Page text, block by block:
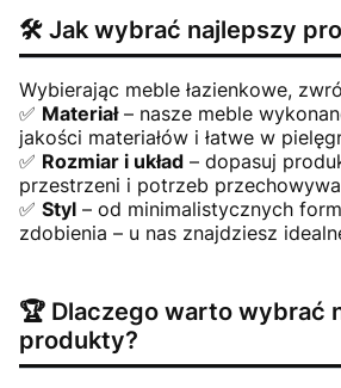
🛠️ Jak wybrać najlepszy
Wybierając meble łazienkowe,
✅ Materiał– nasze meble
jakości materiałów i łatwe w
✅ Rozmiar i układ – dopasuj
przestrzeni i potrzeb
✅ Styl – od minimalistycznych
zdobienia – u nas znajdziesz
🏆 Dlaczego warto wybrać
produkty?